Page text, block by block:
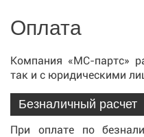
Оплата
Компания «МС-партс»
так и с юридическими
Безналичный расчет
При оплате по